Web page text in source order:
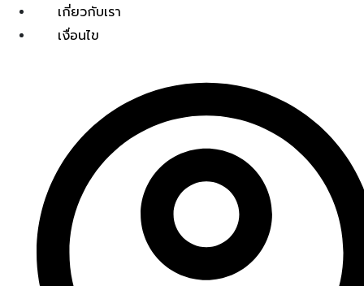
เกี่ยวกับเรา
เงื่อนไข